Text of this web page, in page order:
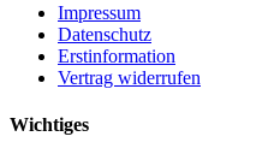
Impressum
Datenschutz
Erstinformation
Vertrag widerrufen
Wichtiges